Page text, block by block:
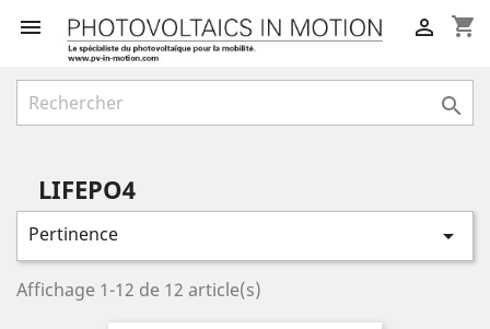
 shopping_cart


LIFEPO4
Pertinence 
Affichage 1-12 de 12 article(s)